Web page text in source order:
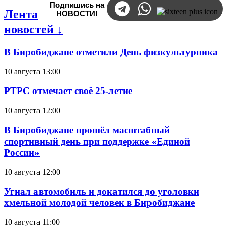
Подпишись на
НОВОСТИ!
Лента
новостей ↓
В Биробиджане отметили День физкультурника
10 августа 13:00
РТРС отмечает своё 25-летие
10 августа 12:00
В Биробиджане прошёл масштабный
спортивный день при поддержке «Единой
России»
10 августа 12:00
Угнал автомобиль и докатился до уголовки
хмельной молодой человек в Биробиджане
10 августа 11:00